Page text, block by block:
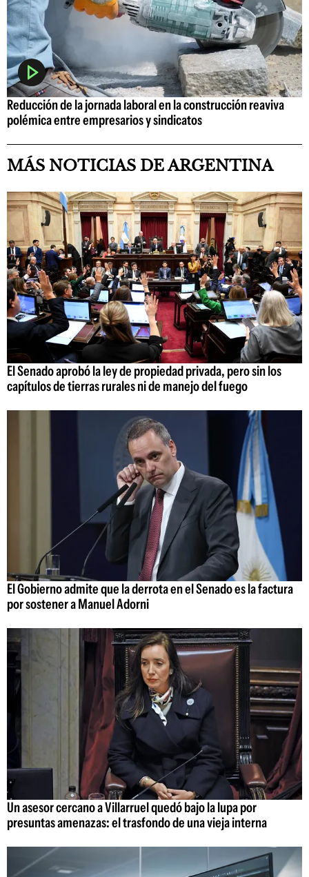
Reducción de la jornada laboral en la construcción reaviva
polémica entre empresarios y sindicatos
MÁS NOTICIAS DE ARGENTINA
El Senado aprobó la ley de propiedad privada, pero sin los
capítulos de tierras rurales ni de manejo del fuego
El Gobierno admite que la derrota en el Senado es la factura
por sostener a Manuel Adorni
Un asesor cercano a Villarruel quedó bajo la lupa por
presuntas amenazas: el trasfondo de una vieja interna